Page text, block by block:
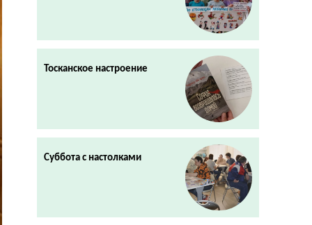
Тосканское настроение
Суббота с настолками